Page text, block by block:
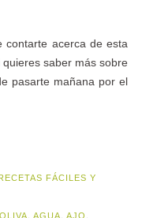
contarte acerca de esta
saber más sobre
pasarte mañana por el
FÁCILES Y
AGUA AJO